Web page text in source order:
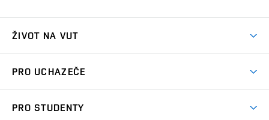
ŽIVOT NA VUT
Koleje
PRO UCHAZEČE
PRO STUDENTY